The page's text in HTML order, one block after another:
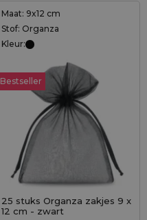
Maat: 9x12 cm
Stof: Organza
Kleur:
Bestseller
25 stuks Organza zakjes 9 x
12 cm - zwart